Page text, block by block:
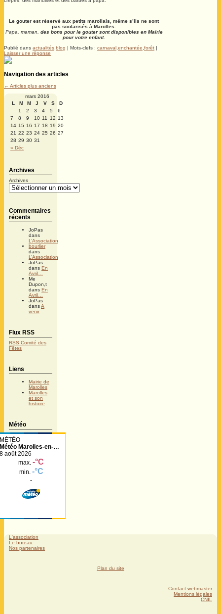
Le gouter est réservé aux petits marollais, même s’ils ne sont
pas scolarisés à Marolles.
Papa, maman, des bons pour le gouter sont disponibles en Mairie
pour votre enfant.
Publié dans actualités,blog | Mots-clefs : carnaval,enchantée,forêt |
Laisser une réponse
Navigation des articles
← Articles plus anciens
mars 2016
L
M M J V S D
« Déc
1 2 3 4 5
6
7
8 9 10 11 12 13
14 15 16 17 18 19 20
21 22 23 24 25 26 27
28 29 30 31
Archives
Archives
Commentaires
récents
JoPas
dans
L’Association
bourlier
dans
L’Association
JoPas
dans En
Avril…
Me
Dupon,t
dans En
Avril…
JoPas
dansA
venir
Flux RSS
RSS Comité des
Fêtes
Liens
Mairie de
Marolles
Marolles
et son
histoire
Météo
Météo Marolles-en-
Hurepoix
L'association
Le bureau
Nos partenaires
Plan du site
Contact webmaster
Mentions légales
CNIL